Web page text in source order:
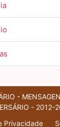
-
- 2012-
Privacidade